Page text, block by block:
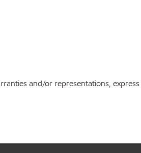
and/or representations,